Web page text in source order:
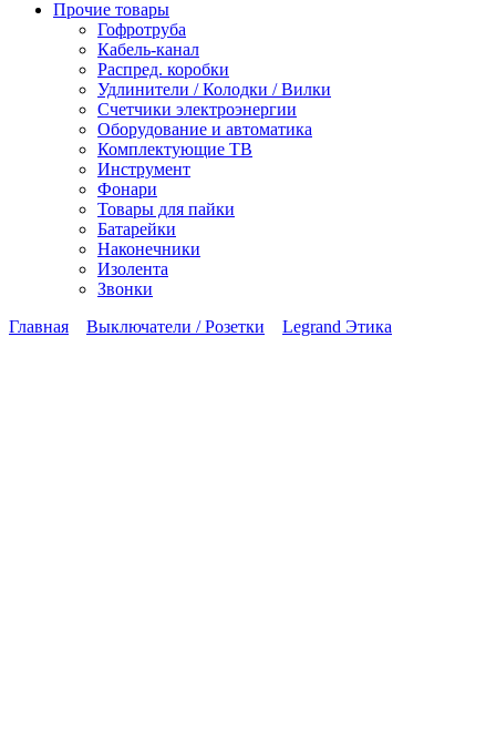
Прочие товары
Гофротруба
Кабель-канал
Распред. коробки
Удлинители / Колодки / Вилки
Счетчики электроэнергии
Оборудование и автоматика
Комплектующие ТВ
Инструмент
Фонари
Товары для пайки
Батарейки
Наконечники
Изолента
Звонки
Главная
Выключатели / Розетки Legrand Этика